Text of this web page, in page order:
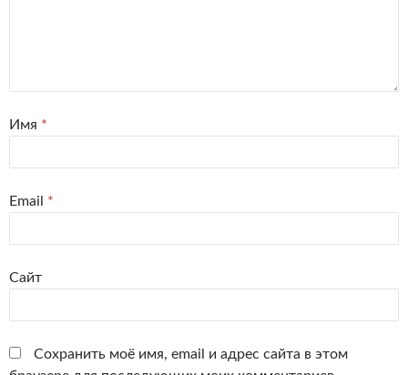
Имя *
Email *
Сайт
Сохранить моё имя, email и адрес сайта в этом